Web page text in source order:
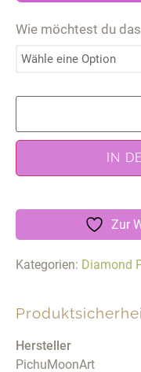
Wie möchtest du
IN
Zur
Kategorien: Diamond
Hersteller
PichuMoonArt